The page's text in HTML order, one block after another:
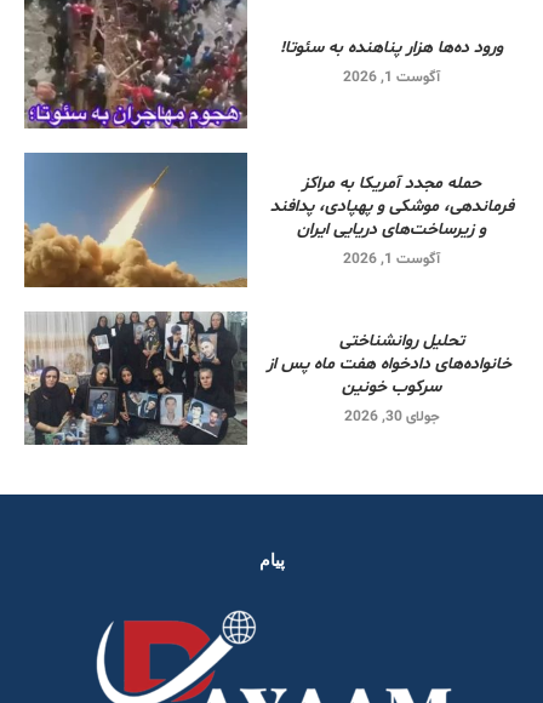
ورود ده‌ها هزار پناهنده به سئوتا!
آگوست 1, 2026
حمله مجدد آمریکا به مراکز
فرماندهی، موشکی و پهپادی، پدافند
و زیرساخت‌های دریایی ایران
آگوست 1, 2026
تحلیل روانشناختی
خانواده‌های دادخواه هفت ماه پس از
سرکوب خونین
جولای 30, 2026
پیام